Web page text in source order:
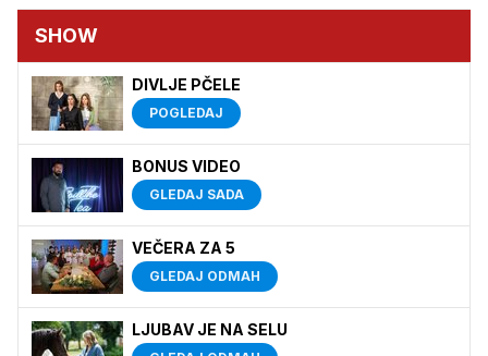
SHOW
DIVLJE PČELE
POGLEDAJ
BONUS VIDEO
GLEDAJ SADA
VEČERA ZA 5
GLEDAJ ODMAH
LJUBAV JE NA SELU